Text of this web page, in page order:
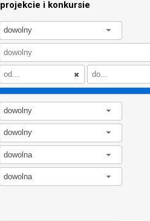
i konkursie
dowolny
dowolny
dowolny
dowolna
dowolna